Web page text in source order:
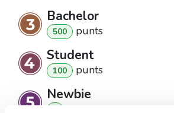
Bachelor
500 punts
Student
100 punts
Newbie